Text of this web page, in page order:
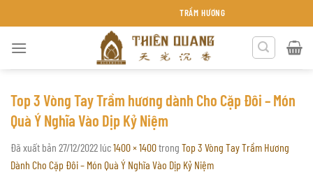
đến
TRẦM HƯƠNG THIÊN QUANG KHÁNH HÒA
Top 3 Vòng Tay Trầm hương dành Cho Cặp Đôi – Món
Quà Ý Nghĩa Vào Dịp Kỷ Niệm
Đã xuất bản 27/12/2022 lúc1400 × 1400trong Top 3 Vòng Tay Trầm Hương
Dành Cho Cặp Đôi – Món Quà Ý Nghĩa Vào Dịp Kỷ Niệm